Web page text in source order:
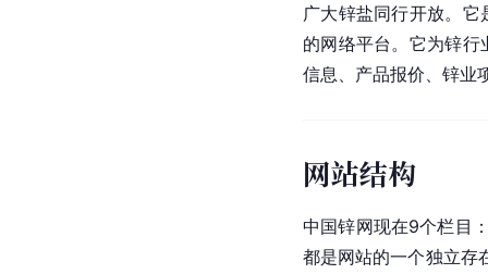
广大锌盐同行开放。
的网络平台。它为锌
信息、产品报价、锌业
网站结构
中国锌网现在9个栏目
都是网站的一个独立存